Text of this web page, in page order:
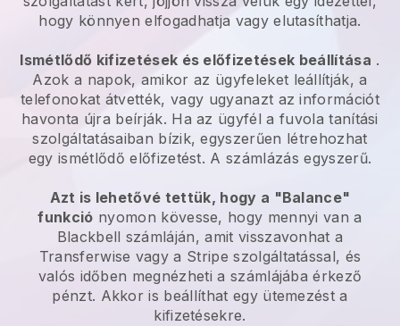
hogy könnyen elfogadhatja vagy elutasíthatja.
Ismétlődő kifizetések és előfizetések beállítása .
Azok a napok, amikor az ügyfeleket leállítják, a
telefonokat átvették, vagy ugyanazt az információt
havonta újra beírják. Ha az ügyfél a fuvola tanítási
szolgáltatásaiban bízik, egyszerűen létrehozhat
egy ismétlődő előfizetést. A számlázás egyszerű.
Azt is lehetővé tettük, hogy a "Balance"
funkció nyomon kövesse, hogy mennyi van a
Blackbell számláján, amit visszavonhat a
Transferwise vagy a Stripe szolgáltatással, és
valós időben megnézheti a számlájába érkező
pénzt. Akkor is beállíthat egy ütemezést a
kifizetésekre.